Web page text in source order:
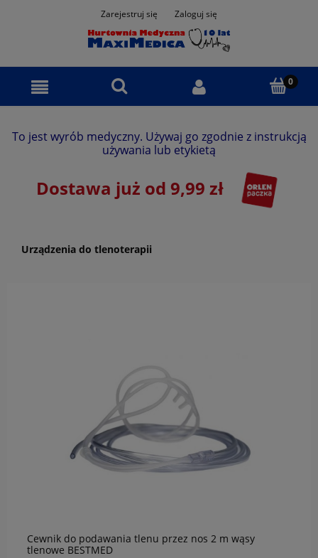
Zarejestruj się Zaloguj się
To jest wyrób medyczny. Używaj go zgodnie z instrukcją
używania lub etykietą
Dostawa już od 9,99 zł
Urządzenia do tlenoterapii
Cewnik do podawania tlenu przez nos 2 m wąsy
tlenowe BESTMED